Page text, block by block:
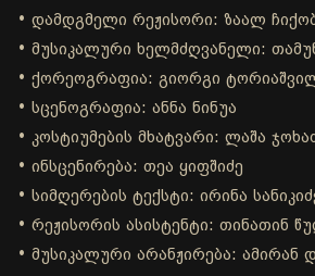
• დამდგმელი რეჟისორი: ზაალ
• მუსიკალური ხელმძღვანელი:
• ქორეოგრაფია: გიორგი
• სცენოგრაფია: ანნა ნინუა
• კოსტიუმების მხატვარი: ლაშა
• ინსცენირება: თეა ყიფშიძე
• სიმღერების ტექსტი: ირინა
• რეჟისორის ასისტენტი: თინათინ
• მუსიკალური არანჟირება: ამირან